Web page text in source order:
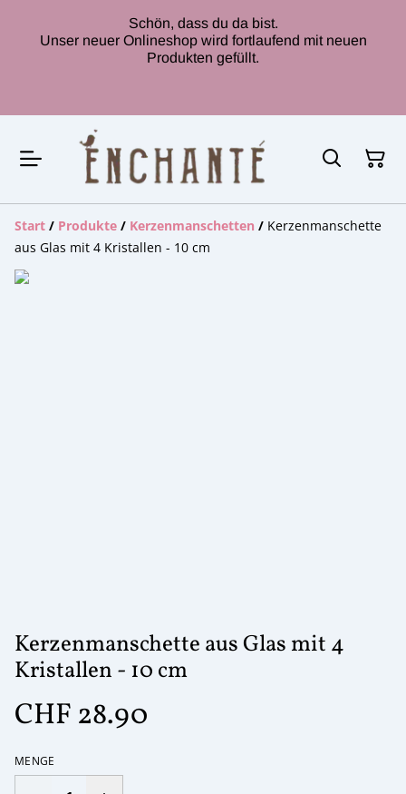
Schön, dass du da bist.
Unser neuer Onlineshop wird fortlaufend mit neuen
Produkten gefüllt.
Start / Produkte / Kerzenmanschetten / Kerzenmanschette
aus Glas mit 4 Kristallen - 10 cm
Kerzenmanschette aus Glas mit 4
Kristallen - 10 cm
CHF 28.90
MENGE